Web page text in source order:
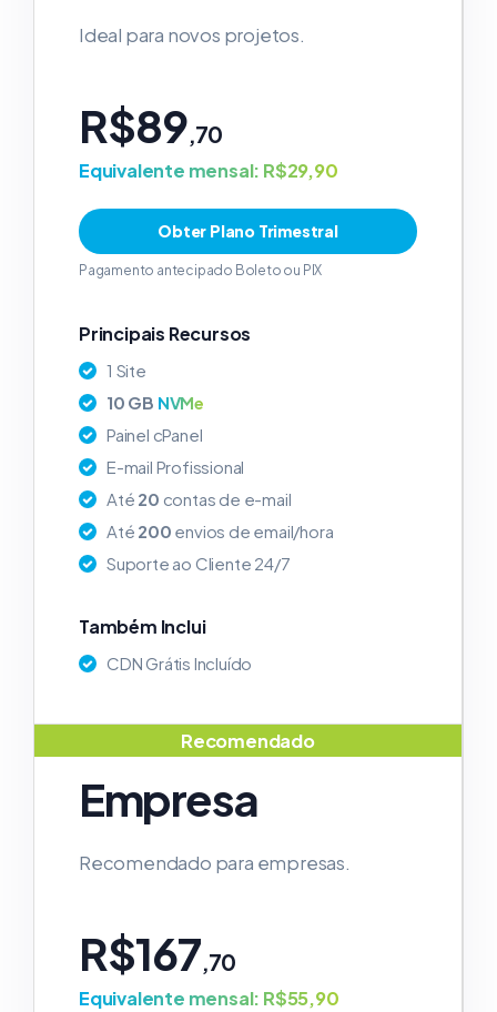
Ideal para novos projetos.
R$89,70
Equivalente mensal: R$29,90
Obter Plano Trimestral
Pagamento antecipado Boleto ou PIX
Principais Recursos
1 Site
10 GB NVMe
Painel cPanel
E-mail Profissional
Até 20 contas de e-mail
Até 200 envios de email/hora
Suporte ao Cliente 24/7
Também Inclui
CDN Grátis Incluído
Recomendado
Empresa
Recomendado para empresas.
R$167,70
Equivalente mensal: R$55,90